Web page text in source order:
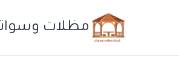
مظلات